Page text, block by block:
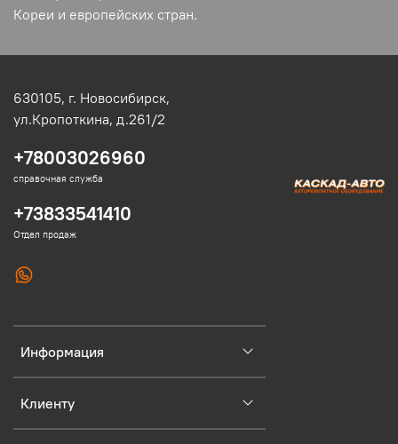
Кореи и европейских стран.
Информация
Клиенту
630105, г. Новосибирск,
ул.Кропоткина, д.261/2
+78003026960
справочная служба
+73833541410
Отдел продаж